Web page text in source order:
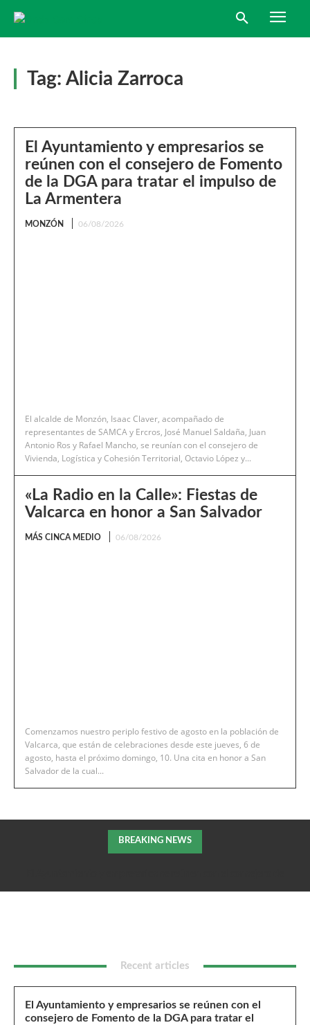
Tag: Alicia Zarroca
El Ayuntamiento y empresarios se
reúnen con el consejero de Fomento
de la DGA para tratar el impulso de
La Armentera
MONZÓN 06/08/2026
El alcalde de Monzón, Isaac Claver, acompañado de
representantes de SAMCA y Ercros, José Manuel Saldaña, Juan
Antonio Ros y Rafael Mancho, se reunían con el consejero de
Vivienda, Logística y Cohesión Territorial, Octavio López y...
«La Radio en la Calle»: Fiestas de
Valcarca en honor a San Salvador
MÁS CINCA MEDIO 06/08/2026
Comenzamos nuestro periplo festivo de agosto en la población de
Valcarca, que están de celebraciones desde este jueves, 6 de
agosto, hasta el próximo domingo, 10. Una cita en honor a San
Salvador de la cual...
BREAKING NEWS
Recent articles
El Ayuntamiento y empresarios se reúnen con el
consejero de Fomento de la DGA para tratar el